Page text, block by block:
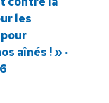
les
aînés ! » ·